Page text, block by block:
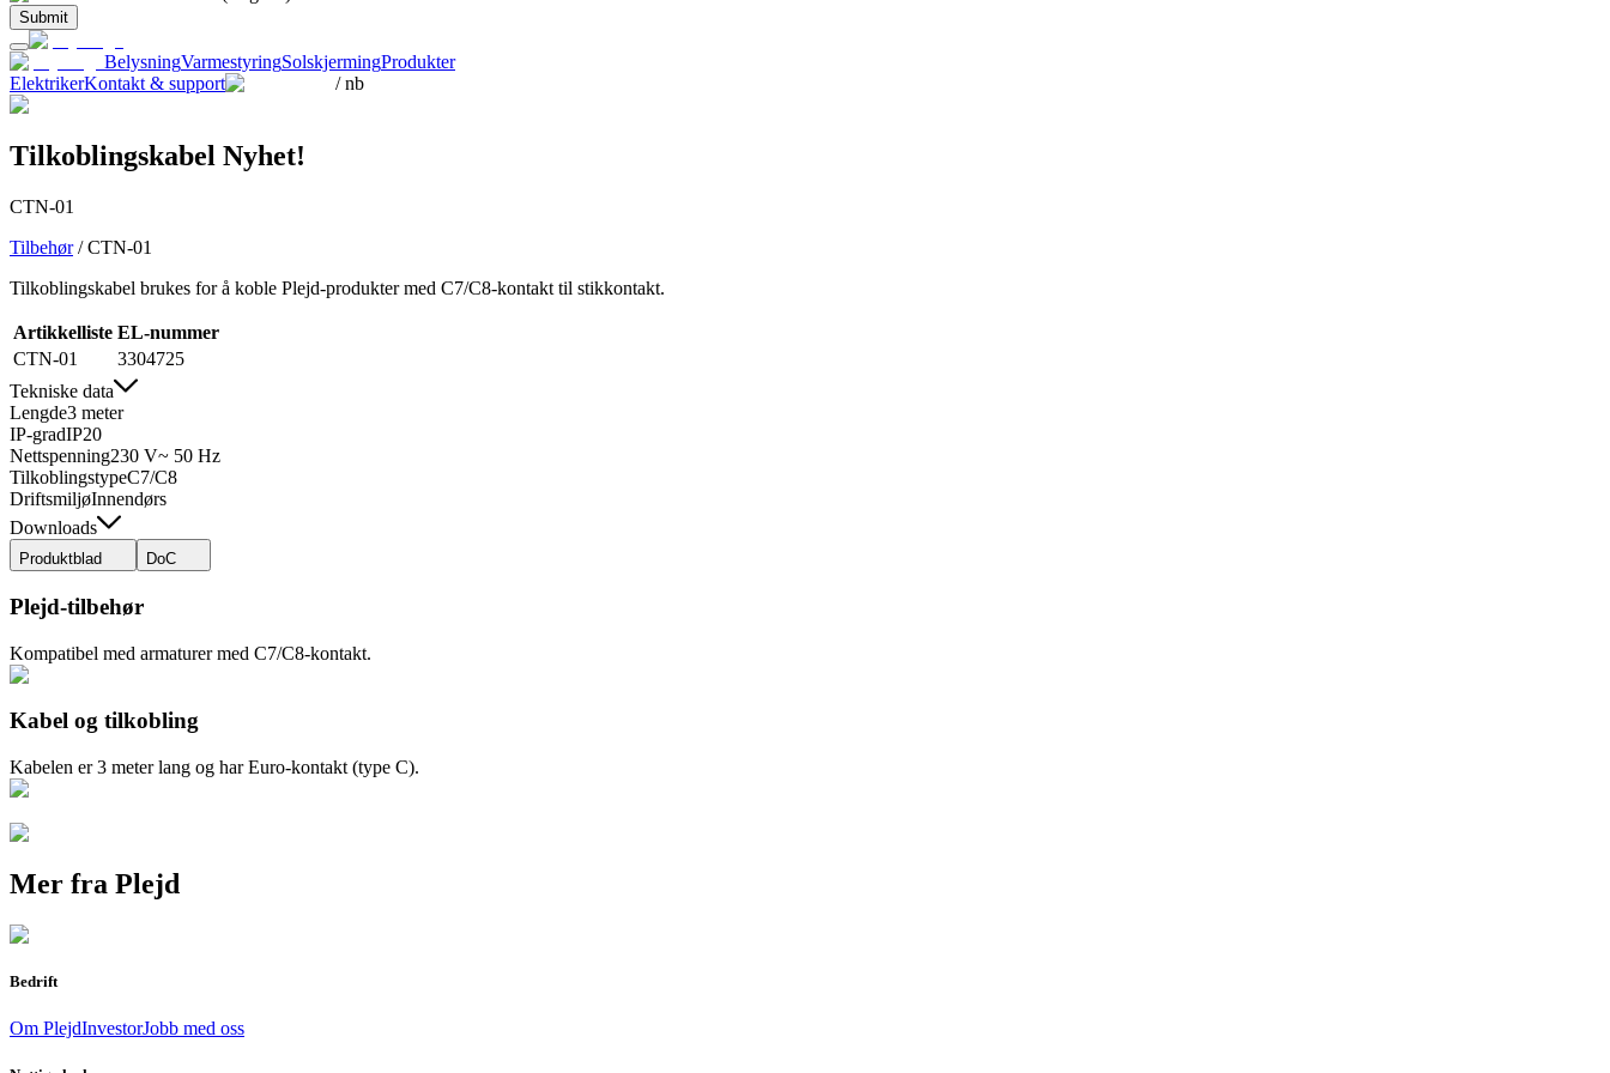
Submit
BelysningVarmestyringSolskjermingProdukter
ElektrikerKontakt & support /nb
Tilkoblingskabel Nyhet!
CTN-01
Tilbehør/CTN-01
Tilkoblingskabel brukes for å koble Plejd-produkter med C7/C8-kontakt til stikkontakt.
Artikkelliste EL-nummer
CTN-01
3304725
Tekniske data
Lengde3 meter
IP-gradIP20
Nettspenning230 V~ 50 Hz
TilkoblingstypeC7/C8
DriftsmiljøInnendørs
Downloads
Produktblad DoC
Plejd-tilbehør
Kompatibel med armaturer med C7/C8-kontakt.
Kabel og tilkobling
Kabelen er 3 meter lang og har Euro-kontakt (type C).
Mer fra Plejd
Bedrift
Om PlejdInvestorJobb med oss